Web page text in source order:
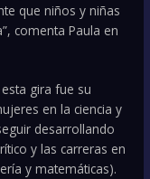
que niños y niñas
comenta Paula en
gira fue su
en la ciencia y
desarrollando
y las carreras en
y matemáticas).